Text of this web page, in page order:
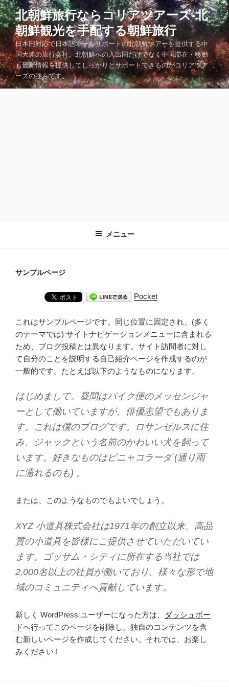
コ
ン
テ
ン
ツ
へ
ス
キ
北朝鮮旅行ならコリアツアーズ-北
朝鮮観光を手配する朝鮮旅行
日本円対応で日本語オールサポートの北朝鮮ツアーを提供する中
国大連の旅行会社。北朝鮮への入出国だけでなく中国滞在・移動
も最新情報を提供してしっかりとサポートできるのがコリアツア
ーズの強みです。
メニュー
サンプルページ
Pocket
これはサンプルページです。同じ位置に固定され、(多く
のテーマでは) サイトナビゲーションメニューに含まれる
ため、ブログ投稿とは異なります。サイト訪問者に対し
て自分のことを説明する自己紹介ページを作成するのが
一般的です。たとえば以下のようなものになります。
はじめまして。昼間はバイク便のメッセンジャ
ーとして働いていますが、俳優志望でもありま
す。これは僕のブログです。ロサンゼルスに住
み、ジャックという名前のかわいい犬を飼って
います。好きなものはピニャコラーダ (通り雨
に濡れるのも) 。
または、このようなものでもよいでしょう。
XYZ 小道具株式会社は1971年の創立以来、高品
質の小道具を皆様にご提供させていただいてい
ます。ゴッサム・シティに所在する当社では
2,000名以上の社員が働いており、様々な形で地
域のコミュニティへ貢献しています。
新しく WordPress ユーザーになった方は、
ダッシュボー
ドへ行ってこのページを削除し、独自のコンテンツを含
む新しいページを作成してください。それでは、お楽し
みください !